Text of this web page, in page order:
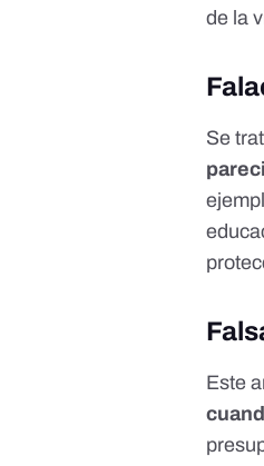
de la
Se
Este